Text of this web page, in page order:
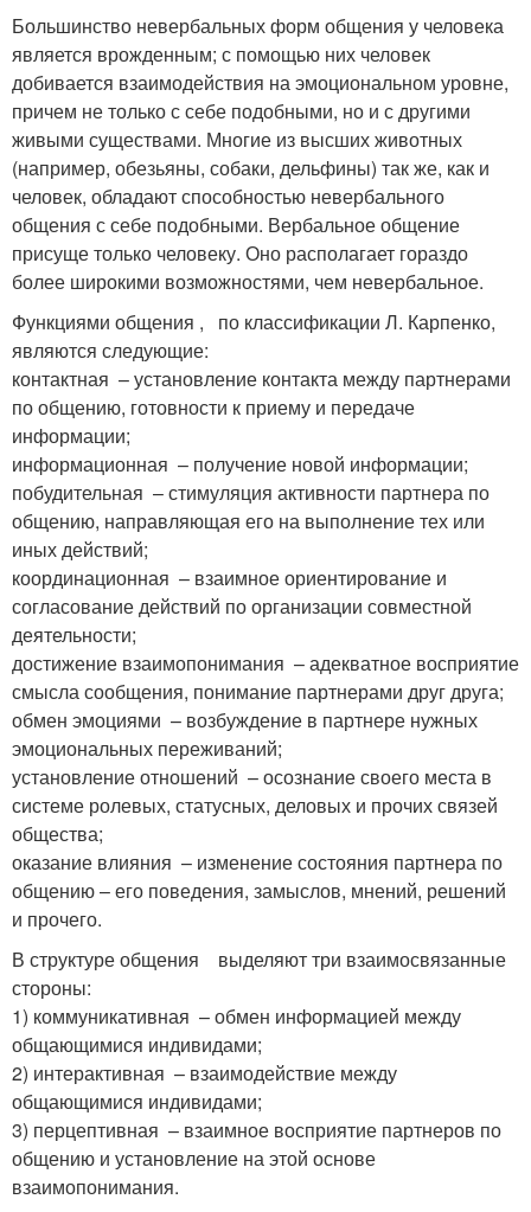
Большинство невербальных форм общения у человека
является врожденным; с помощью них человек
добивается взаимодействия на эмоциональном уровне,
причем не только с себе подобными, но и с другими
живыми существами. Многие из высших животных
(например, обезьяны, собаки, дельфины) так же, как и
человек, обладают способностью невербального
общения с себе подобными. Вербальное общение
присуще только человеку. Оно располагает гораздо
более широкими возможностями, чем невербальное.
Функциями общения , по классификации Л. Карпенко,
являются следующие:
контактная – установление контакта между партнерами
по общению, готовности к приему и передаче
информации;
информационная – получение новой информации;
побудительная – стимуляция активности партнера по
общению, направляющая его на выполнение тех или
иных действий;
координационная – взаимное ориентирование и
согласование действий по организации совместной
деятельности;
достижение взаимопонимания – адекватное восприятие
смысла сообщения, понимание партнерами друг друга;
обмен эмоциями – возбуждение в партнере нужных
эмоциональных переживаний;
установление отношений – осознание своего места в
системе ролевых, статусных, деловых и прочих связей
общества;
оказание влияния – изменение состояния партнера по
общению – его поведения, замыслов, мнений, решений
и прочего.
В структуре общения выделяют три взаимосвязанные
стороны:
1) коммуникативная – обмен информацией между
общающимися индивидами;
2) интерактивная – взаимодействие между
общающимися индивидами;
3) перцептивная – взаимное восприятие партнеров по
общению и установление на этой основе
взаимопонимания.